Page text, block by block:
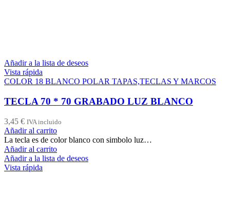
Añadir a la lista de deseos
Vista rápida
COLOR 18 BLANCO POLAR TAPAS,TECLAS Y MARCOS
TECLA 70 * 70 GRABADO LUZ BLANCO
3,45 € IVA incluido
Añadir al carrito
La tecla es de color blanco con simbolo luz…
Añadir al carrito
Añadir a la lista de deseos
Vista rápida